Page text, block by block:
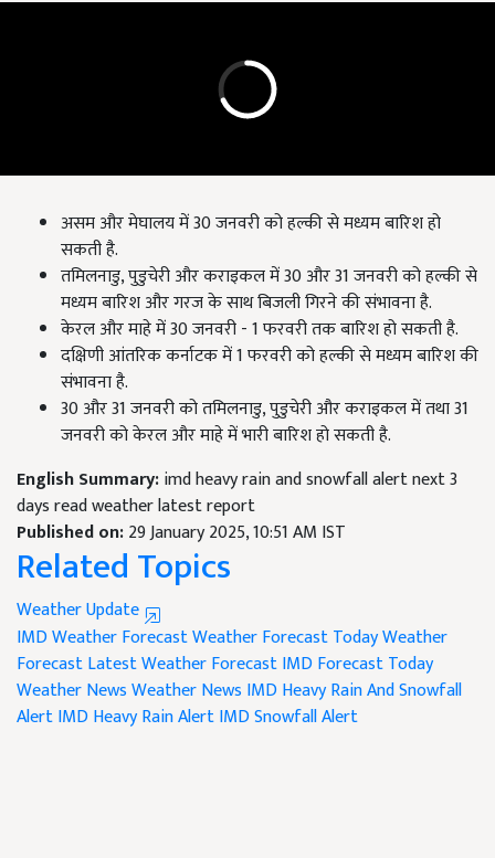
असम और मेघालय में 30 जनवरी को हल्की से मध्यम बारिश हो
सकती है.
तमिलनाडु, पुडुचेरी और कराइकल में 30 और 31 जनवरी को हल्की से
मध्यम बारिश और गरज के साथ बिजली गिरने की संभावना है.
केरल और माहे में 30 जनवरी - 1 फरवरी तक बारिश हो सकती है.
दक्षिणी आंतरिक कर्नाटक में 1 फरवरी को हल्की से मध्यम बारिश की
संभावना है.
30 और 31 जनवरी को तमिलनाडु, पुडुचेरी और कराइकल में तथा 31
जनवरी को केरल और माहे में भारी बारिश हो सकती है.
English Summary:imd heavy rain and snowfall alert next 3
days read weather latest report
Published on:29 January 2025, 10:51 AM IST
Related Topics
Weather Update
IMD Weather ForecastWeather ForecastToday Weather
ForecastLatest Weather ForecastIMD ForecastToday
Weather NewsWeather News IMD Heavy Rain And Snowfall
AlertIMD Heavy Rain AlertIMD Snowfall Alert